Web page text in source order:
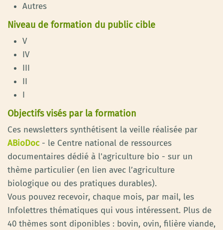
Autres
Niveau de formation du public cible
V
IV
III
II
I
Objectifs visés par la formation
Ces newsletters synthétisent la veille réalisée par
ABioDoc- le Centre national de ressources
documentaires dédié à l'agriculture bio - sur un
thème particulier (en lien avec l’agriculture
biologique ou des pratiques durables).
Vous pouvez recevoir, chaque mois, par mail, les
Infolettres thématiques qui vous intéressent. Plus de
40 thèmes sont diponibles : bovin, ovin, filière viande,